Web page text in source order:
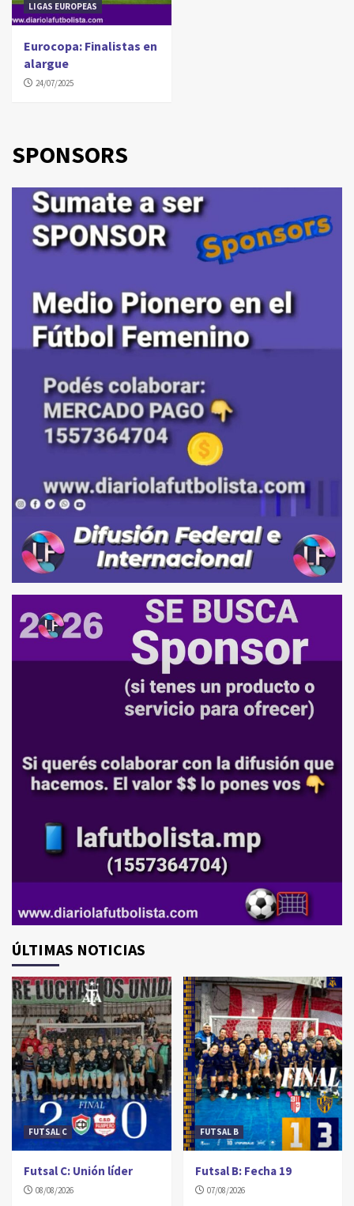
LIGAS EUROPEAS
Eurocopa: Finalistas en
alargue
24/07/2025
SPONSORS
ÚLTIMAS NOTICIAS
FUTSAL C
Futsal C: Unión líder
08/08/2026
FUTSAL B
Futsal B: Fecha 19
07/08/2026